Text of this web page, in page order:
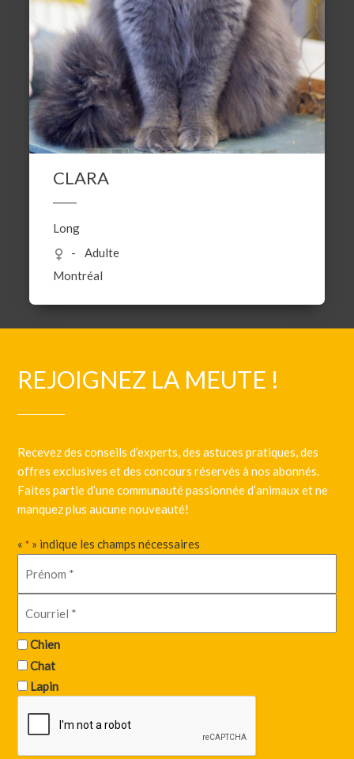
CLARA
Long
Adulte
Montréal
REJOIGNEZ LA MEUTE !
Recevez des conseils d’experts, des astuces pratiques, des
offres exclusives et des concours réservés à nos abonnés.
Faites partie d’une communauté passionnée d’animaux et ne
manquez plus aucune nouveauté!
«* » indique les champs nécessaires
Chien
Chat
Lapin